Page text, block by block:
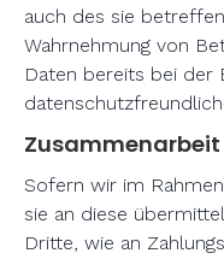
auch des sie
Wahrnehmung von
Daten bereits bei der
Sofern wir im
sie an diese
Dritte, wie an